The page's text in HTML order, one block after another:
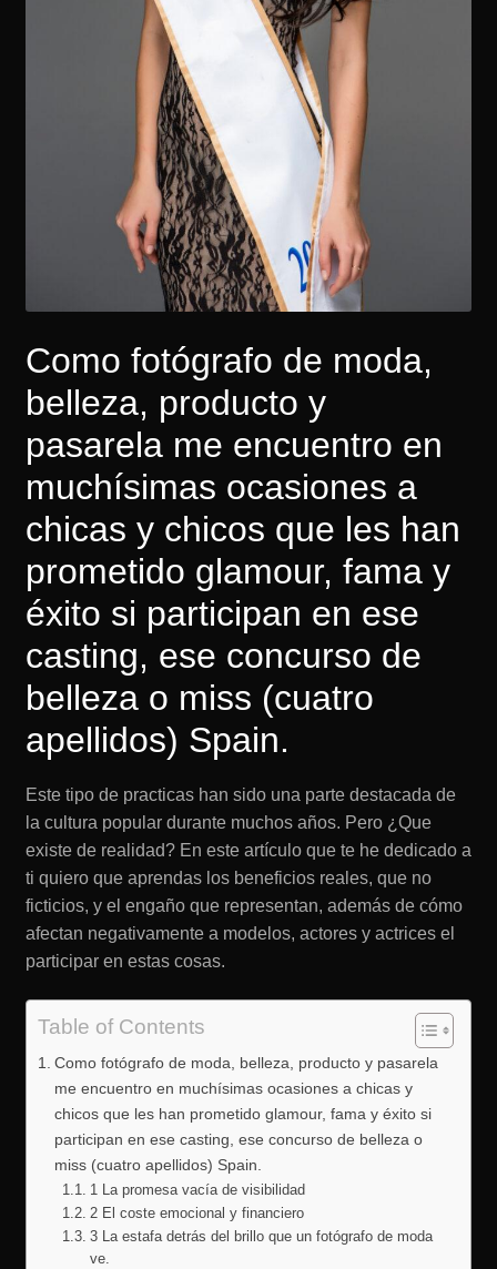
Como fotógrafo de moda,
belleza, producto y
pasarela me encuentro en
muchísimas ocasiones a
chicas y chicos que les han
prometido glamour, fama y
éxito si participan en ese
casting, ese concurso de
belleza o miss (cuatro
apellidos) Spain.
Este tipo de practicas han sido una parte destacada de
la cultura popular durante muchos años. Pero ¿Que
existe de realidad? En este artículo que te he dedicado a
ti quiero que aprendas los beneficios reales, que no
ficticios, y el engaño que representan, además de cómo
afectan negativamente a modelos, actores y actrices el
participar en estas cosas.
Table of Contents
Como fotógrafo de moda, belleza, producto y pasarela
me encuentro en muchísimas ocasiones a chicas y
chicos que les han prometido glamour, fama y éxito si
participan en ese casting, ese concurso de belleza o
miss (cuatro apellidos) Spain.
1 La promesa vacía de visibilidad
2 El coste emocional y financiero
3 La estafa detrás del brillo que un fotógrafo de moda
ve.